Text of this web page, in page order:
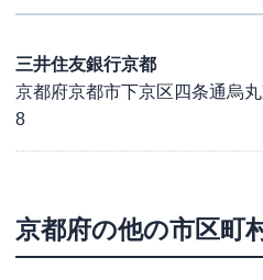
三井住友銀行京都
京都府京都市下京区四条通烏
8
京都府の他の市区町